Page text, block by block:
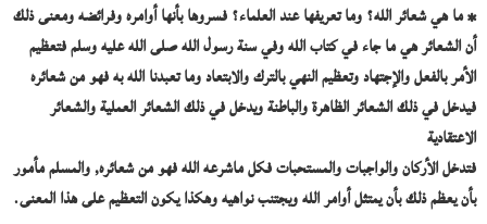
* ما هي شعائر الله؟ وما تعريفها عند العلماء؟ فسروها بأنها أوامره وفرائضه ومعنى ذلك
أن الشعائر هي ما جاء في كتاب الله وفي سنة رسول اللهصلى الله عليه وسلمفتعظيم
الأمر بالفعل والإجتهاد وتعظيم النهي بالترك والابتعاد وما تعبدنا الله به فهو من شعائره
فيدخل في ذلك الشعائر الظاهرة والباطنة ويدخل في ذلك الشعائر العملية والشعائر
الاعتقادية
فتدخل الأركان والواجبات والمستحبات فكل ماشرعه الله فهو من شعائره, والمسلم مأمور
بأن يعظم ذلك بأن يمتثل أوامر الله ويجتنب نواهيه وهكذا يكون التعظيم على هذا المعنى.